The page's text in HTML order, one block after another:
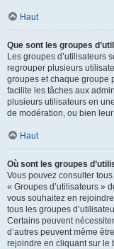
Haut
Que sont les groupes
Les groupes d’utilisateurs
regrouper plusieurs
groupes et chaque groupe
facilite les tâches aux
plusieurs utilisateurs en
de modération, ou bien
Haut
Où sont les groupes
Vous pouvez consulter
« Groupes d’utilisateurs »
vous souhaitez en
tous les groupes
Certains peuvent
d’autres peuvent même
rejoindre en cliquant sur le